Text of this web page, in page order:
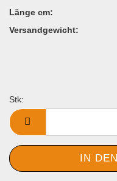
Länge cm:
Versandgewicht:
Stk:
Stk